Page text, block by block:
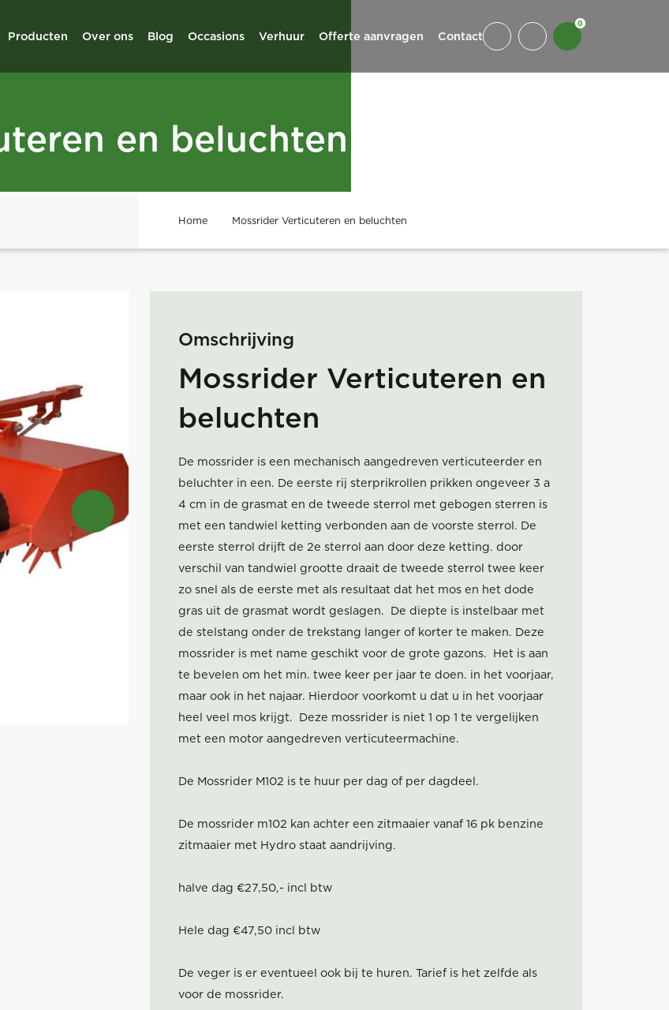
Producten Over ons Blog Occasions Verhuur Offerte aanvragen Contact
0
en beluchten
Home Mossrider Verticuteren en beluchten
Omschrijving
Mossrider Verticuteren en
beluchten
De mossrider is een mechanisch aangedreven verticuteerder en
beluchter in een. De eerste rij sterprikrollen prikken ongeveer 3 a
4 cm in de grasmat en de tweede sterrol met gebogen sterren is
met een tandwiel ketting verbonden aan de voorste sterrol. De
eerste sterrol drijft de 2e sterrol aan door deze ketting. door
verschil van tandwiel grootte draait de tweede sterrol twee keer
zo snel als de eerste met als resultaat dat het mos en het dode
gras uit de grasmat wordt geslagen. De diepte is instelbaar met
de stelstang onder de trekstang langer of korter te maken. Deze
mossrider is met name geschikt voor de grote gazons. Het is aan
te bevelen om het min. twee keer per jaar te doen. in het voorjaar,
maar ook in het najaar. Hierdoor voorkomt u dat u in het voorjaar
heel veel mos krijgt. Deze mossrider is niet 1 op 1 te vergelijken
met een motor aangedreven verticuteermachine.
De Mossrider M102 is te huur per dag of per dagdeel.
De mossrider m102 kan achter een zitmaaier vanaf 16 pk benzine
zitmaaier met Hydro staat aandrijving.
halve dag €27,50,- incl btw
Hele dag €47,50 incl btw
De veger is er eventueel ook bij te huren. Tarief is het zelfde als
voor de mossrider.